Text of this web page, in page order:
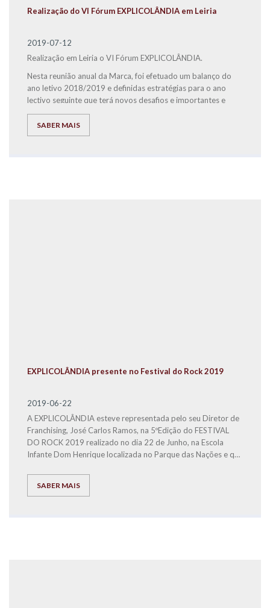
Realização do VI Fórum EXPLICOLÂNDIA em Leiria
2019-07-12
Realização em Leiria o VI Fórum EXPLICOLÂNDIA.
Nesta reunião anual da Marca, foi efetuado um balanço do
ano letivo 2018/2019 e definidas estratégias para o ano
lectivo seguinte que terá novos desafios e importantes e
inovadoras alterações estruturais e de comunicação para a
EXPLICOLÂNDIA. De salientar a elevada resiliência,
capacidade de trabalho, qualidade e ambição de todos, para
SABER MAIS
EXPLICOLÂNDIA presente no Festival do Rock 2019
2019-06-22
A EXPLICOLÂNDIA esteve representada pelo seu Diretor de
Franchising, José Carlos Ramos, na 5ºEdição do FESTIVAL
DO ROCK 2019 realizado no dia 22 de Junho, na Escola
Infante Dom Henrique localizada no Parque das Nações e que
SABER MAIS